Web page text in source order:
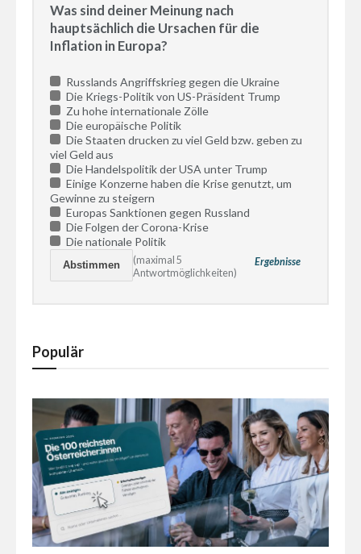
Was sind deiner Meinung nach
hauptsächlich die Ursachen für die
Inflation in Europa?
Russlands Angriffskrieg gegen die Ukraine
Die Kriegs-Politik von US-Präsident Trump
Zu hohe internationale Zölle
Die europäische Politik
Die Staaten drucken zu viel Geld bzw. geben zu
viel Geld aus
Die Handelspolitik der USA unter Trump
Einige Konzerne haben die Krise genutzt, um
Gewinne zu steigern
Europas Sanktionen gegen Russland
Die Folgen der Corona-Krise
Die nationale Politik
Ergebnisse
(maximal 5
Antwortmöglichkeiten)
Populär